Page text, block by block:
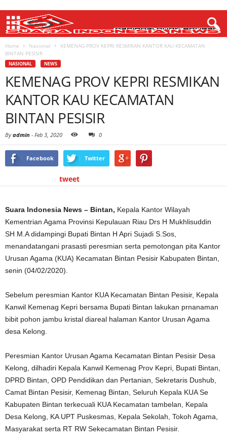
Home Nasional
KEMENAG PROV KEPRI RESMIKAN KANTOR KAU KECAMATAN
BINTAN PESISIR
NASIONAL NEWS
KEMENAG PROV KEPRI RESMIKAN
KANTOR KAU KECAMATAN
BINTAN PESISIR
Byadmin - Feb 3, 2020 0
Facebook Twitter
tweet
Suara Indonesia News – Bintan, Kepala Kantor Wilayah
Kementrian Agama Provinsi Kepulauan Riau Drs H Mukhlisuddin
SH M.A didampingi Bupati Bintan H Apri Sujadi S.Sos,
menandatangani prasasti peresmian serta pemotongan pita Kantor
Urusan Agama (KUA) Kecamatan Bintan Pesisir Kabupaten Bintan,
senin (04/02/2020).
Sebelum peresmian Kantor KUA Kecamatan Bintan Pesisir, Kepala
Kanwil Kemenag Kepri bersama Bupati Bintan lakukan prnanaman
bibit pohon jambu kristal diareal halaman Kantor Urusan Agama
desa Kelong.
Peresmian Kantor Urusan Agama Kecamatan Bintan Pesisir Desa
Kelong, dilhadiri Kepala Kanwil Kemenag Prov Kepri, Bupati Bintan,
DPRD Bintan, OPD Pendidikan dan Pertanian, Sekretaris Dushub,
Camat Bintan Pesisir, Kemenag Bintan, Seluruh Kepala KUA Se
Kabupaten Bintan terkecuali KUA Kecamatan tambelan, Kepala
Desa Kelong, KA UPT Puskesmas, Kepala Sekolah, Tokoh Agama,
Masyarakat serta RT RW Sekecamatan Bintan Pesisir.